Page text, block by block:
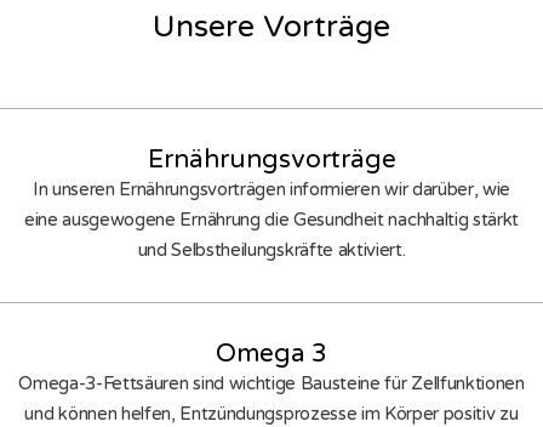
Unsere Vorträge
Ernährungsvorträge
In unseren Ernährungsvorträgen informieren wir darüber, wie
eine ausgewogene Ernährung die Gesundheit nachhaltig stärkt
und Selbstheilungskräfte aktiviert.
Omega 3
Omega-3-Fettsäuren sind wichtige Bausteine für Zellfunktionen
und können helfen, Entzündungsprozesse im Körper positiv zu